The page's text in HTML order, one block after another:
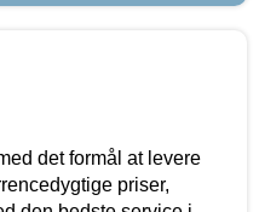
det formål at levere
priser,